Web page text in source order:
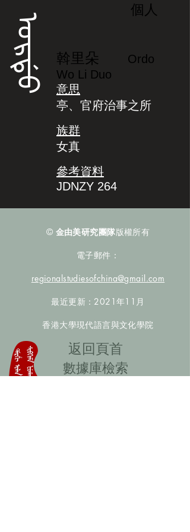
ᠣᡵᡩᠣ
個人
斡里朵
Ordo
Wo Li Duo
意思
亭、官府治事之所
族群
女真
參考資料
JDNZY 264
© 金由美研究團隊版權所有
電子郵件：
regionalstudiesofchina@gmail.com
最近更新：2021年11月
香港大學現代語言與文化學院
​返回頁首
數據庫檢索